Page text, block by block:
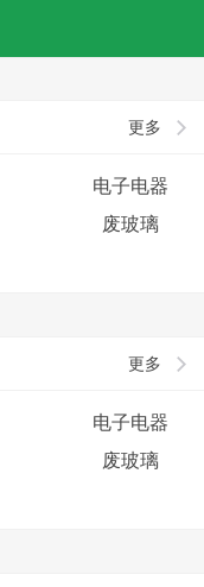
更多
电子电器
废玻璃
更多
电子电器
废玻璃